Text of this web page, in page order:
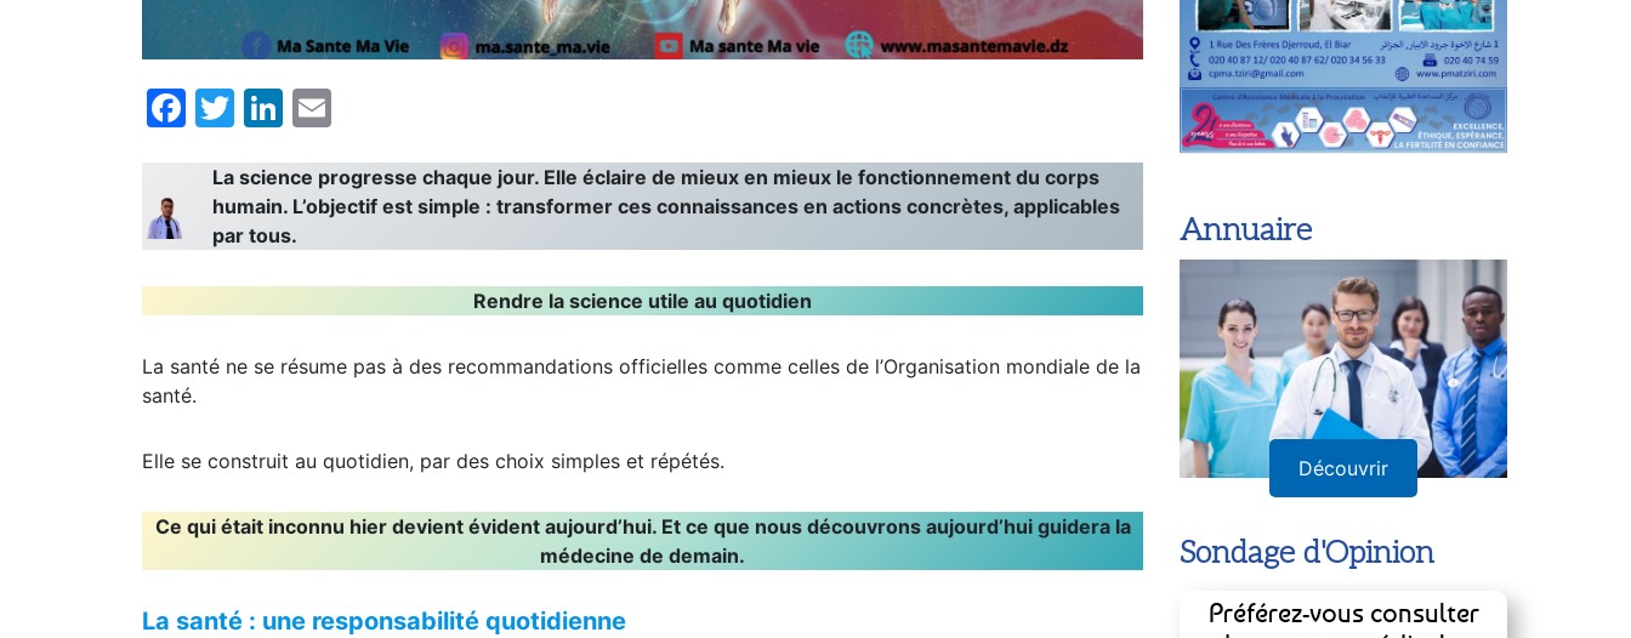
Facebook
TwitterLinkedIn
La science progresse chaque jour. Elle éclaire de mieux en mieux le fonctionnement du corps
humain. L’objectif est simple : transformer ces connaissances en actions concrètes, applicables
par tous.
Rendre la science utile au quotidien
La santé ne se résume pas à des recommandations officielles comme celles de l’Organisation mondiale de la
santé.
Elle se construit au quotidien, par des choix simples et répétés.
Ce qui était inconnu hier devient évident aujourd’hui. Et ce que nous découvrons aujourd’hui guidera la
médecine de demain.
La santé : une responsabilité quotidienne
Annuaire
Découvrir
Sondage d'Opinion
Préférez-vous consulter